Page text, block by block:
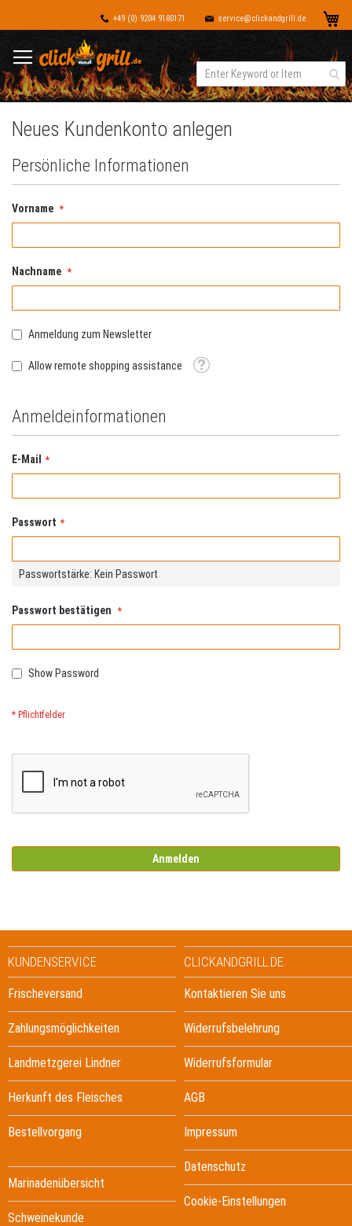
+49 (0) 9204 9180171 service@clickandgrill.de
Neues Kundenkonto anlegen
Persönliche Informationen
Vorname
Nachname
Anmeldung zum Newsletter
Allow remote shopping assistance Tooltip
Anmeldeinformationen
E-Mail
Passwort
Passwortstärke: Kein Passwort
Passwort bestätigen
Show Password
Anmelden
KUNDENSERVICE
Frischeversand
Zahlungsmöglichkeiten
Landmetzgerei Lindner
Herkunft des Fleisches
Bestellvorgang
Marinadenübersicht
Schweinekunde
CLICKANDGRILL.DE
Kontaktieren Sie uns
Widerrufsbelehrung
Widerrufsformular
AGB
Impressum
Datenschutz
Cookie-Einstellungen